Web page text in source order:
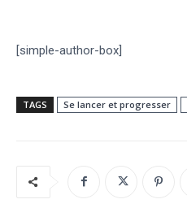
[simple-author-box]
TAGS Se lancer et progresser